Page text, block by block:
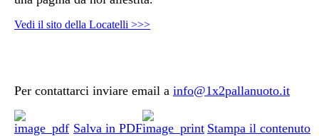
Vedi il sito della Locatelli >>>
Per contattarci inviare email a info@1x2pallanuoto.it
Salva in PDF Stampa il contenuto